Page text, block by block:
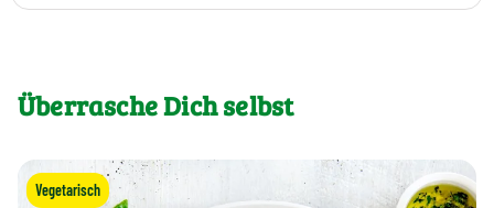
Überrasche Dich selbst
Vegetarisch